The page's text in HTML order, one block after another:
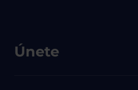
Menú principal de Pie de página
Únete